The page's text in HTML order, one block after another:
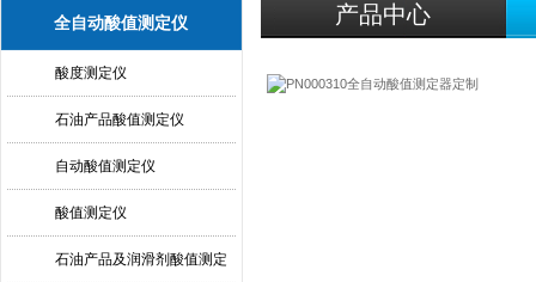
全自动酸值测定仪
酸度测定仪
石油产品酸值测定仪
自动酸值测定仪
酸值测定仪
石油产品及润滑剂酸值测定
产品中心